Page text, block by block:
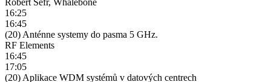
16:25
16:45
(20) Anténne systemy do pasma 5 GHz.
RF Elements
16:45
17:05
(20) Aplikace WDM systémů v datových centrech